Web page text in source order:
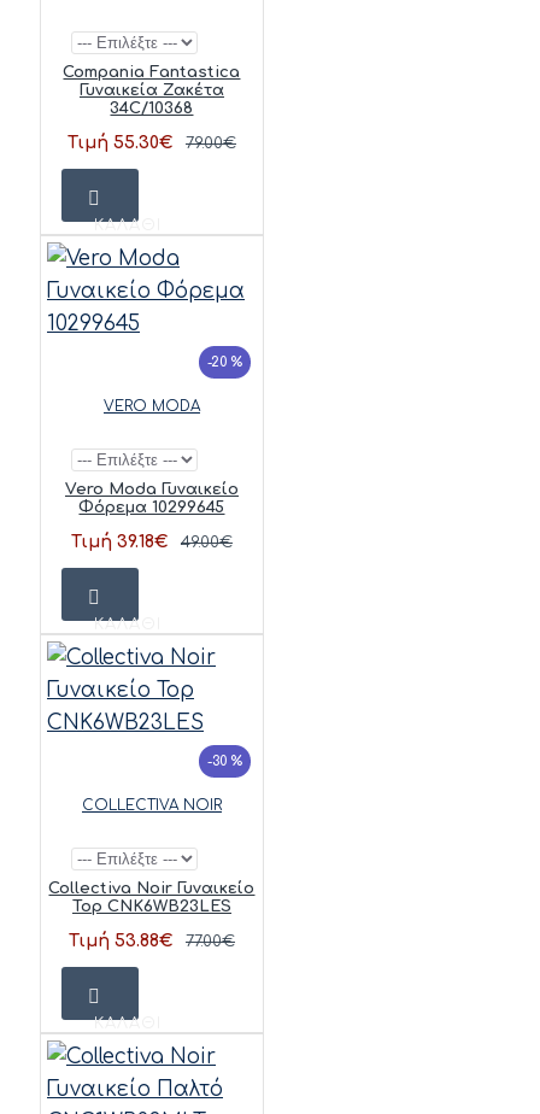
Compania Fantastica
Γυναικεία Ζακέτα
34C/10368
Τιμή 55.30€ 79.00€
ΚΑΛΆΘΙ
-20 %
VERO MODA
Vero Moda Γυναικείο
Φόρεμα 10299645
Τιμή 39.18€ 49.00€
ΚΑΛΆΘΙ
-30 %
COLLECTIVA NOIR
Collectiva Noir Γυναικείο
Top CNK6WB23LES
Τιμή 53.88€ 77.00€
ΚΑΛΆΘΙ